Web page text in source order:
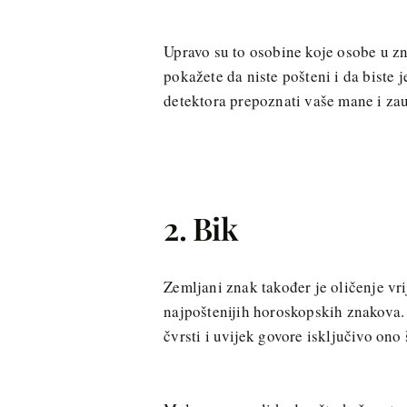
Upravo su to osobine koje osobe u
pokažete da niste pošteni i da
detektora prepoznati vaše mane i
2. Bik
Zemljani znak također je oličenje
najpoštenijih horoskopskih
čvrsti i uvijek govore isključivo ono